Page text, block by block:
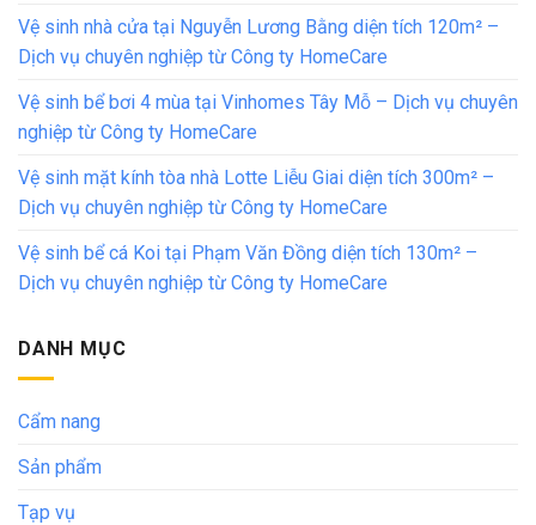
Vệ sinh nhà cửa tại Nguyễn Lương Bằng diện tích 120m² –
Dịch vụ chuyên nghiệp từ Công ty HomeCare
Vệ sinh bể bơi 4 mùa tại Vinhomes Tây Mỗ – Dịch vụ chuyên
nghiệp từ Công ty HomeCare
Vệ sinh mặt kính tòa nhà Lotte Liễu Giai diện tích 300m² –
Dịch vụ chuyên nghiệp từ Công ty HomeCare
Vệ sinh bể cá Koi tại Phạm Văn Đồng diện tích 130m² –
Dịch vụ chuyên nghiệp từ Công ty HomeCare
DANH MỤC
Cẩm nang
Sản phẩm
Tạp vụ